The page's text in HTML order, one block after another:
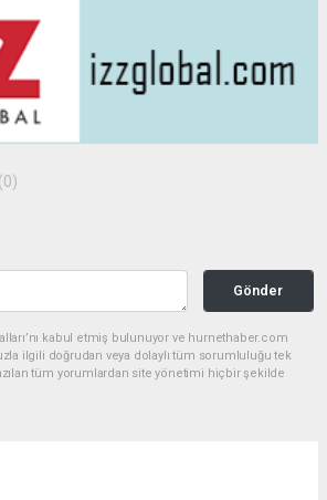
(0)
Gönder
kabul etmiş bulunuyor ve hurnethaber.com
ilgili doğrudan veya dolaylı tüm sorumluluğu tek
tüm yorumlardan site yönetimi hiçbir şekilde